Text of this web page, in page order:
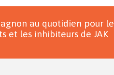
au quotidien pour le
et les inhibiteurs de JAK